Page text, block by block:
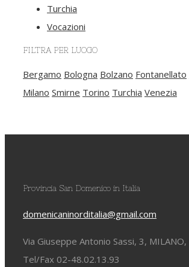
Turchia
Vocazioni
FILTRA PER LUOGO
Bergamo Bologna Bolzano Fontanellato
Milano Smirne Torino Turchia Venezia
Provincia San Domenico in Italia
domenicaninorditalia@gmail.com
Via Giuseppe Antonio Sassi, 3,
Tel/Fax 02-48.02.13.93